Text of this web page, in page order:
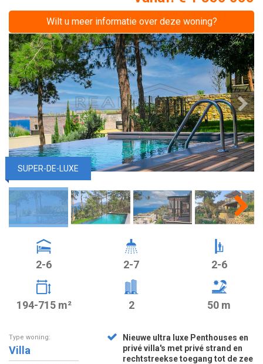
Wilt u meer informatie over deze woning?
SUPER-DE-LUXE
2-6 2-7 2-6
194-715 m² 2 50 m
Type woning:
Villa
Nieuwe ultra luxe Penthouses en
privé villa's met privé strand en
rechtstreekse toegang tot de zee